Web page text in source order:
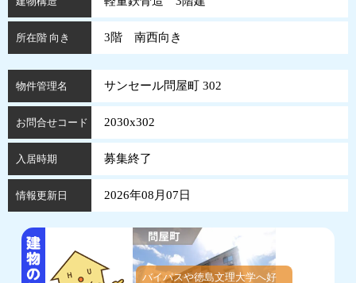
所在階 向き 3階 南西向き
物件管理名 サンセール問屋町 302
お問合せコード 2030x302
入居時期 募集終了
情報更新日 2026年08月07日
バイパスや徳島文理大学へ好